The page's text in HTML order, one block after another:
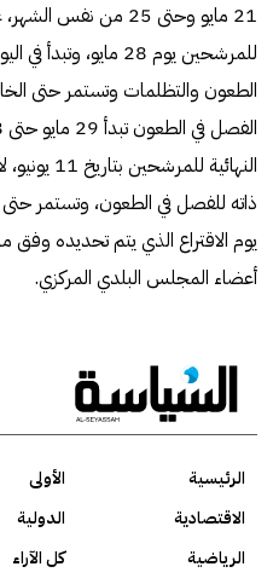
21 مايو وحتى 25 من
للمرشحين يوم 28
الطعون والتظلمات وتستمر حتى
النهائية
ذاته للفصل في الطعون، وتستمر
يوم الاقتراع الذي يتم تحديده
أعضاء المجلس البلدي المركزي.
الرئيسية الأولى
الاقتصادية
الدولية
الرياضية
كل الآراء